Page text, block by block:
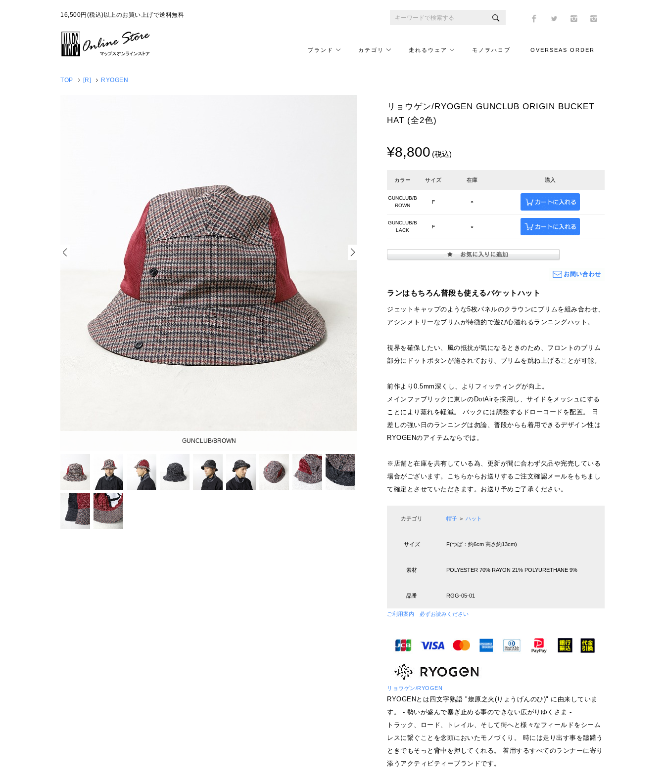
16,500円(税込)以上のお買い上げで送料無料
ブランド カテゴリ 走れるウェア モノヲハコブ OVERSEAS ORDER
TOP [R] RYOGEN
GUNCLUB/BROWN
リョウゲン/RYOGEN GUNCLUB ORIGIN BUCKET
HAT (全2色)
¥8,800 (税込)
カラー サイズ 在庫 購入
GUNCLUB/B
ROWN
F ○
GUNCLUB/B
LACK
F ○
ランはもちろん普段も使えるバケットハット
ジェットキャップのような5枚パネルのクラウンにブリムを組み合わせ、
アシンメトリーなブリムが特徴的で遊び心溢れるランニングハット。
視界を確保したい、風の抵抗が気になるときのため、フロントのブリム
部分にドットボタンが施されており、ブリムを跳ね上げることが可能。
前作より0.5mm深くし、よりフィッティングが向上。
メインファブリックに東レのDotAirを採用し、サイドをメッシュにする
ことにより蒸れを軽減。 バックには調整するドローコードを配置。 日
差しの強い日のランニングは勿論、普段からも着用できるデザイン性は
RYOGENのアイテムならでは。
※店舗と在庫を共有している為、更新が間に合わず欠品や完売している
場合がございます。こちらからお送りするご注文確認メールをもちまし
て確定とさせていただきます。お送り予めご了承ください。
カテゴリ 帽子 ＞ ハット
サイズ F(つば：約6cm 高さ約13cm)
素材 POLYESTER 70% RAYON 21% POLYURETHANE 9%
品番 RGG-05-01
ご利用案内 必ずお読みください
リョウゲン/RYOGEN
RYOGENとは四文字熟語 "燎原之火(りょうげんのひ)" に由来していま
す。 - 勢いが盛んで塞ぎ止める事のできない広がりゆくさま -
トラック、ロード、トレイル、そして街へと様々なフィールドをシーム
レスに繋ぐことを念頭においたモノづくり。 時には走り出す事を躊躇う
ときでもそっと背中を押してくれる。 着用するすべてのランナーに寄り
添うアクティビティーブランドです。